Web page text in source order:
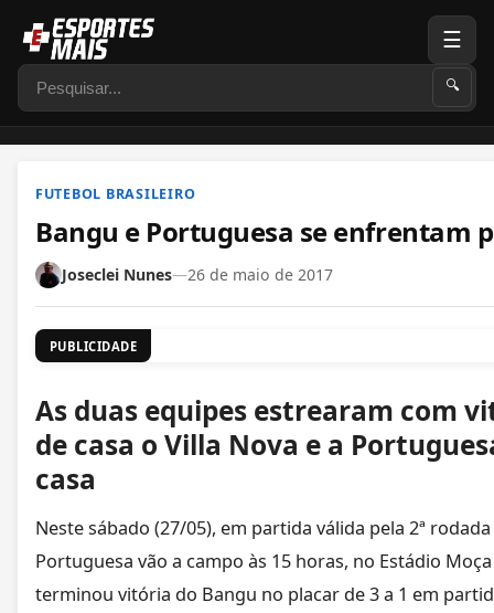
Pesquisar 🔍
☰
FUTEBOL BRASILEIRO
Bangu e Portuguesa se enfrentam
Joseclei Nunes—26 de maio de 2017
PUBLICIDADE
As duas equipes estrearam com
de casa o Villa Nova e a
casa
Neste sábado (27/05), em partida válida pela 2ª
Portuguesa vão a campo às 15 horas, no Estádio
terminou vitória do Bangu no placar de 3 a 1 em